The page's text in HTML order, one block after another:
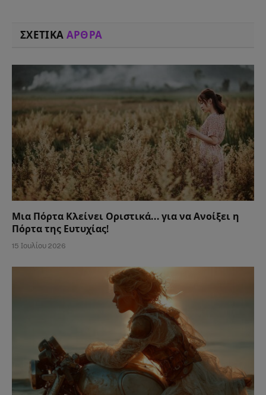
ΣΧΕΤΙΚΑ ΑΡΘΡΑ
Μια Πόρτα Κλείνει Οριστικά… για να Ανοίξει η
Πόρτα της Ευτυχίας!
15 Ιουλίου 2026